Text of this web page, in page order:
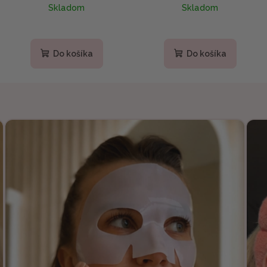
peptidmi 150ml
Skladom
Do košíka
bambusom 15ml
Skladom
Do košíka